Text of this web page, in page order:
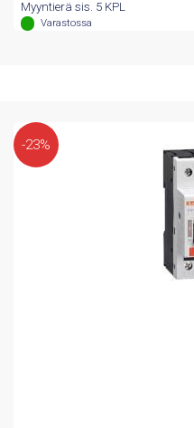
hinta
oli:
hinta
Myyntierä sis. 5 KPL
Varastossa
-23%